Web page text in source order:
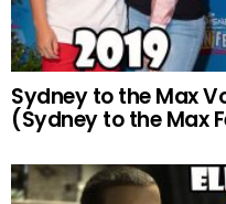
Sydney to the Max
(Sydney to the Max